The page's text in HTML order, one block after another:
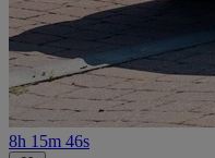
8h 15m 46s